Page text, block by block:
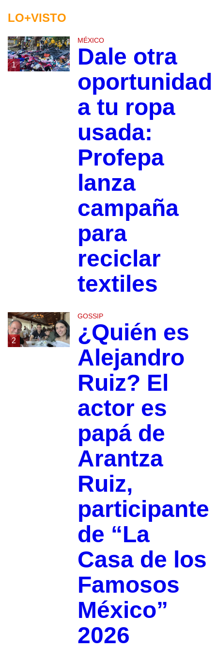
LO+VISTO
1
MÉXICO
Dale otra
oportunidad
a tu ropa
usada:
Profepa
lanza
campaña
para
reciclar
textiles
2
GOSSIP
¿Quién es
Alejandro
Ruiz? El
actor es
papá de
Arantza
Ruiz,
participante
de “La
Casa de los
Famosos
México”
2026